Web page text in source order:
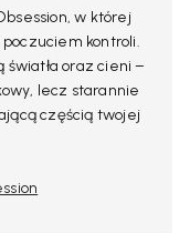
w której
kontroli.
światła oraz cieni –
lecz starannie
częścią twojej